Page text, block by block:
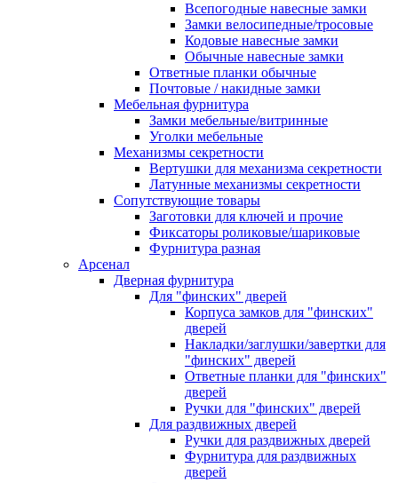
Всепогодные навесные замки
Замки велосипедные/тросовые
Кодовые навесные замки
Обычные навесные замки
Ответные планки обычные
Почтовые / накидные замки
Мебельная фурнитура
Замки мебельные/витринные
Уголки мебельные
Механизмы секретности
Вертушки для механизма секретности
Латунные механизмы секретности
Сопутствующие товары
Заготовки для ключей и прочие
Фиксаторы роликовые/шариковые
Фурнитура разная
Арсенал
Дверная фурнитура
Для "финских" дверей
Корпуса замков для "финских"
дверей
Накладки/заглушки/завертки для
"финских" дверей
Ответные планки для "финских"
дверей
Ручки для "финских" дверей
Для раздвижных дверей
Ручки для раздвижных дверей
Фурнитура для раздвижных
дверей